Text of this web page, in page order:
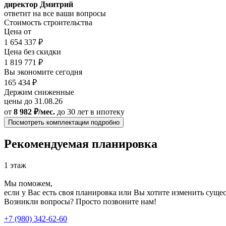
директор Дмитрий
ответит на все ваши вопросы
Стоимость строительства
Цена от
1 654 337 ₽
Цена без скидки
1 819 771 ₽
Вы экономите сегодня
165 434 ₽
Держим сниженные
цены до 31.08.26
от 8 982 ₽/мес. до 30 лет в ипотеку
Посмотреть комплектации подробно
Рекомендуемая планировка
1 этаж
Мы поможем,
если у Вас есть своя планировка или Вы хотите изменить
Возникли вопросы? Просто позвоните нам!
+7 (980) 342-62-60